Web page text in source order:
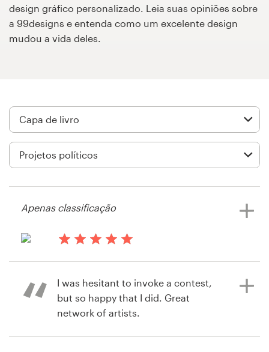
design gráfico personalizado. Leia suas opiniões sobre
a 99designs e entenda como um excelente design
mudou a vida deles.
Visualizar seu concurso de capa de
livro ou revista
Apenas classificação
I was hesitant to invoke a contest,
but so happy that I did. Great
network of artists.
Quero
Cartão de visita
Design de site
Manual de identidade da marca
Pesquisar todas as categorias
+1 877 834 4534
Central de Ajuda